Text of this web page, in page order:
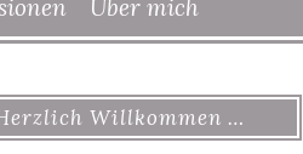
Über mich
Willkommen …